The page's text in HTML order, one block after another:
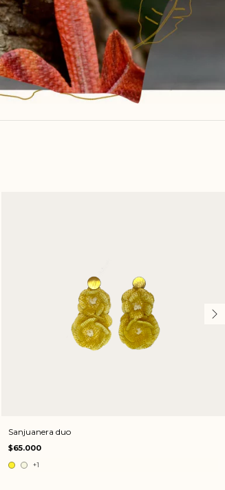
Sanjuanera duo
$65.000
+1